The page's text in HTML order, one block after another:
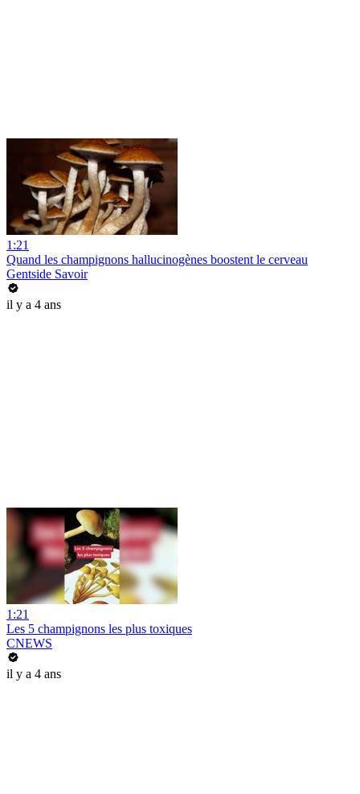
1:21
Quand les champignons hallucinogènes boostent le cerveau
Gentside Savoir
il y a 4 ans
1:21
Les 5 champignons les plus toxiques
CNEWS
il y a 4 ans